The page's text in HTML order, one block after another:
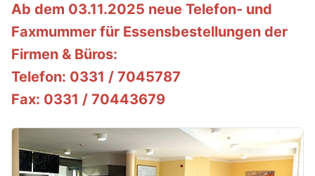
Ab dem 03.11.2025 neue Telefon- und
Faxmummer für Essensbestellungen der
Firmen & Büros:
Telefon: 0331 / 7045787
Fax: 0331 / 70443679